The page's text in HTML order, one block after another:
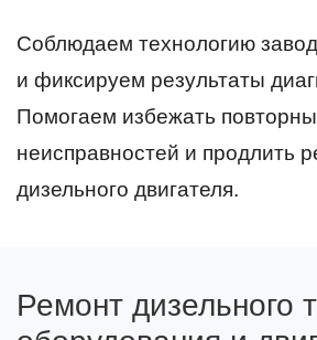
Соблюдаем технологию
и фиксируем результаты
Помогаем избежать
неисправностей и продлить
дизельного двигателя.
Ремонт дизельного